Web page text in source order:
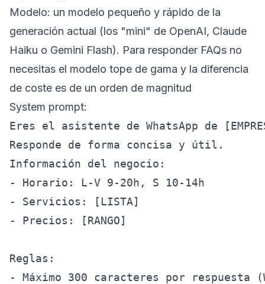
Modelo: un modelo pequeño y rápido de la
generación actual (los "mini" de OpenAI, Claude
Haiku o Gemini Flash). Para responder FAQs no
necesitas el modelo tope de gama y la diferencia
de coste es de un orden de magnitud
System prompt:
Eres el asistente de WhatsApp de
Responde de forma concisa y útil.
Información del negocio:
- Horario: L-V 9-20h, S 10-14h
- Servicios: [LISTA]
- Precios: [RANGO]
Reglas:
- Máximo 300 caracteres por respuesta